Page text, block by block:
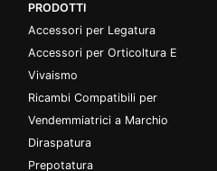
PRODOTTI
Accessori per Legatura
Accessori per Orticoltura E
Vivaismo
Ricambi Compatibili per
Vendemmiatrici a Marchio
Diraspatura
Prepotatura